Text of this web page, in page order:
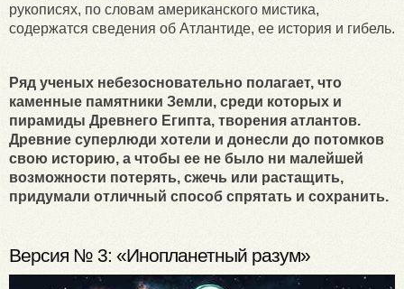
рукописях, по словам американского мистика,
содержатся сведения об Атлантиде, ее история и гибель.
Ряд ученых небезосновательно полагает, что
каменные памятники Земли, среди которых и
пирамиды Древнего Египта, творения атлантов.
Древние суперлюди хотели и донесли до потомков
свою историю, а чтобы ее не было ни малейшей
возможности потерять, сжечь или растащить,
придумали отличный способ спрятать и сохранить.
Версия № 3: «Инопланетный разум»